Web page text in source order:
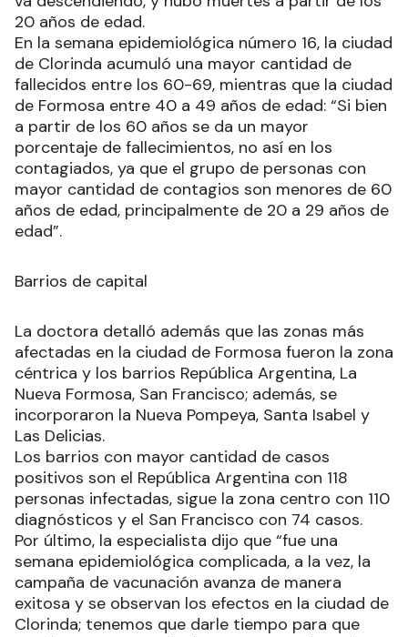
20 años de edad.
En la semana epidemiológica número 16, la ciudad
de Clorinda acumuló una mayor cantidad de
fallecidos entre los 60-69, mientras que la ciudad
de Formosa entre 40 a 49 años de edad: “Si bien
a partir de los 60 años se da un mayor
porcentaje de fallecimientos, no así en los
contagiados, ya que el grupo de personas con
mayor cantidad de contagios son menores de 60
años de edad, principalmente de 20 a 29 años de
edad”.
Barrios de capital
La doctora detalló además que las zonas más
afectadas en la ciudad de Formosa fueron la zona
céntrica y los barrios República Argentina, La
Nueva Formosa, San Francisco; además, se
incorporaron la Nueva Pompeya, Santa Isabel y
Las Delicias.
Los barrios con mayor cantidad de casos
positivos son el República Argentina con 118
personas infectadas, sigue la zona centro con 110
diagnósticos y el San Francisco con 74 casos.
Por último, la especialista dijo que “fue una
semana epidemiológica complicada, a la vez, la
campaña de vacunación avanza de manera
exitosa y se observan los efectos en la ciudad de
Clorinda; tenemos que darle tiempo para que